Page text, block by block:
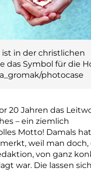
ist in der christlichen
das Symbol für die
photocase
20 Jahren das
– ein ziemlich
Motto! Damals
weil man doch,
von ganz
war. Die lassen